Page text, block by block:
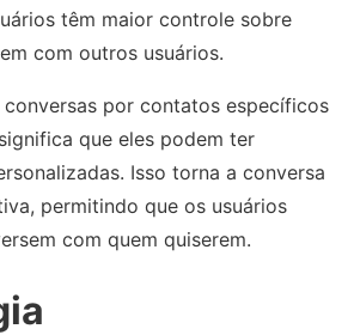
têm maior controle sobre
com outros usuários.
por contatos específicos
que eles podem ter
Isso torna a conversa
permitindo que os usuários
com quem quiserem.